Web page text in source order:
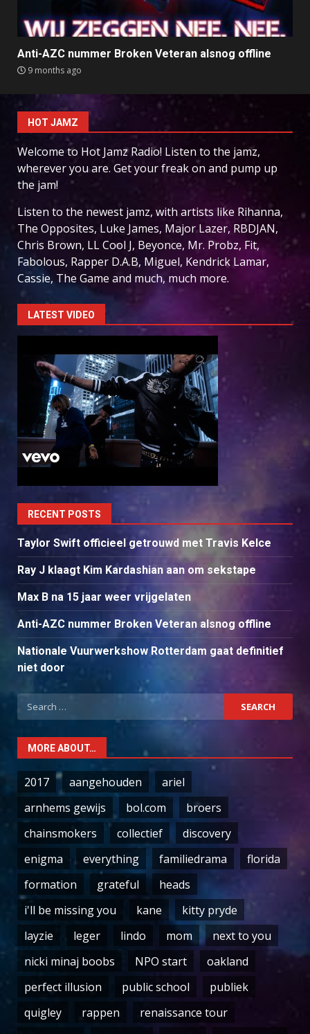
Anti-AZC nummer Broken Veteran alsnog offline
9 months ago
HOT JAMZ
Welcome to Hot Jamz Radio! Listen to the jamz,
wherever you are. Get your freak on and pump up
the jam!
Listen to the newest jamz, with artists like Rihanna,
The Opposites, Luke James, Major Lazer, RBDJAN,
Chris Brown, LL Cool J, Beyonce, Mr. Probz, Fit,
Fabolous, Rapper D.A.B, Miguel, Kendrick Lamar,
Cassie, The Game and much, much more.
LATEST VIDEO
RECENT POSTS
Taylor Swift officieel getrouwd met Travis Kelce
Ray J klaagt Kim Kardashian aan om sekstape
Max B na 15 jaar weer vrijgelaten
Anti-AZC nummer Broken Veteran alsnog offline
Nationale Vuurwerkshow Rotterdam gaat definitief
niet door
Search
for:
MORE ABOUT…
2017 aangehouden
ariel
arnhems gewijs
bol.com
broers
chainsmokers
collectief
discovery
enigma
everything familiedrama
florida
formation
grateful
heads
i'll be missing you
kane
kitty pryde
layzie
leger lindo mom
next to you
nicki minaj boobs
NPO start
oakland
perfect illusion
public school
publiek
quigley
rappen
renaissance tour